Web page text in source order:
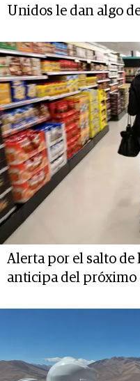
Unidos le dan algo
Alerta por el salto
anticipa del próximo